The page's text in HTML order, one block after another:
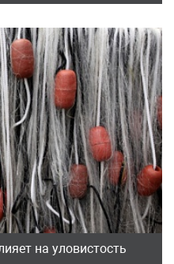
на уловистость